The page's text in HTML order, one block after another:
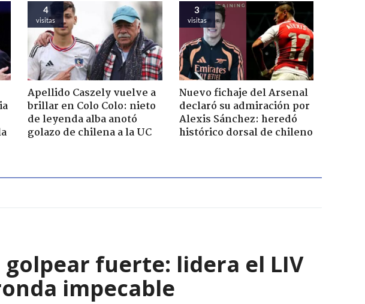
4
visitas
Apellido Caszely vuelve a
brillar en Colo Colo: nieto
de leyenda alba anotó
golazo de chilena a la UC
3
visitas
Nuevo fichaje del Arsenal
declaró su admiración por
Alexis Sánchez: heredó
histórico dorsal de chileno
fuerte: lidera el LIV
impecable